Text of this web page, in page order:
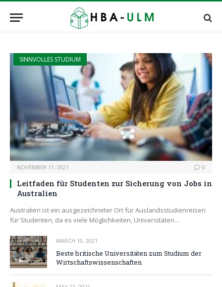
SINNVOLLES STUDIUM
NOVEMBER 11, 2021 0
Leitfaden für Studenten zur Sicherung von Jobs in
Australien
Australien ist ein ausgezeichneter Ort für Auslandsstudienreisen
für Studenten, da es viele Möglichkeiten, Universitäten…
MARCH 10, 2021
Beste britische Universitäten zum Studium der
Wirtschaftswissenschaften